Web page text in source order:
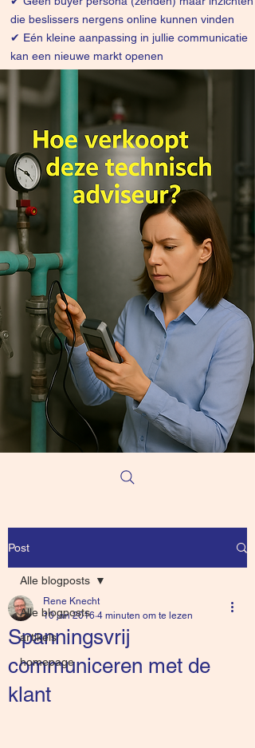
die beslissers nergens online kunnen vinden
✔ Eén kleine aanpassing in jullie communicatie
kan een nieuwe markt openen
Post
Alle blogposts
artikels
homepage
Alle blogposts
Spanningsvrij
communiceren met de
klant
Rene Knecht
10 jan 2016 4 minuten om te lezen